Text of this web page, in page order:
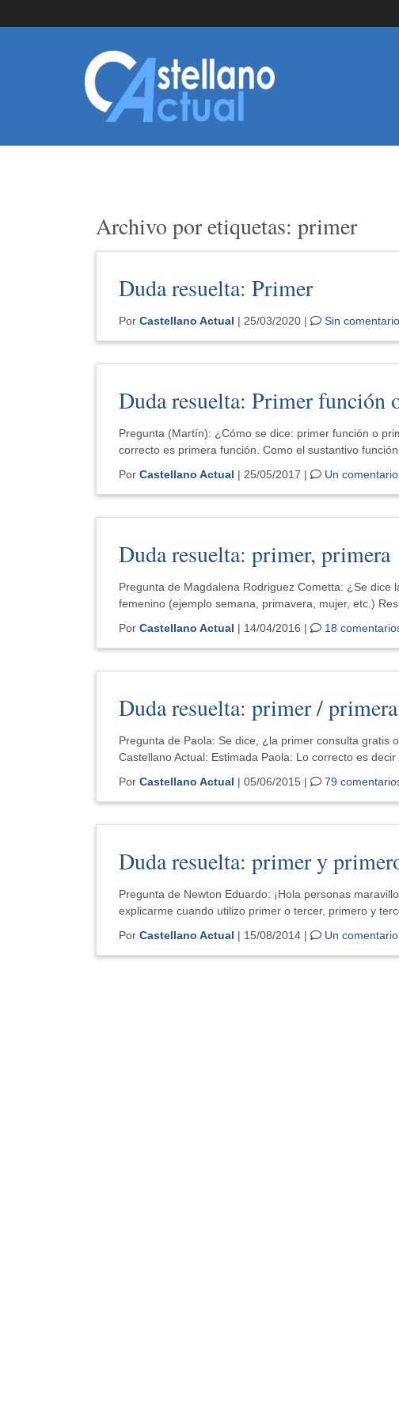
Archivo por etiquetas: primer
Duda resuelta: Primer
Por Castellano Actual | 25/03/2020 | Sin
Duda resuelta: Primer función
Pregunta (Martín): ¿Cómo se dice: primer función o
correcto es primera función. Como el sustantivo
Por Castellano Actual | 25/05/2017 | Un comentario
Duda resuelta: primer, primera
Pregunta de Magdalena Rodriguez Cometta: ¿Se dice
femenino (ejemplo semana, primavera, mujer, etc.)
Por Castellano Actual | 14/04/2016 | 18
Duda resuelta: primer / primera
Pregunta de Paola: Se dice, ¿la primer consulta gratis
Castellano Actual: Estimada Paola: Lo correcto es
Por Castellano Actual | 05/06/2015 | 79
Duda resuelta: primer y
Pregunta de Newton Eduardo: ¡Hola personas
explicarme cuando utilizo primer o tercer, primero y
Por Castellano Actual | 15/08/2014 | Un comentario